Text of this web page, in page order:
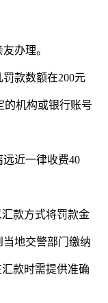
办理。
款数额在200元
的机构或银行账号
近一律收费40
款方式将罚款金
地交警部门缴纳
款时需提供准确